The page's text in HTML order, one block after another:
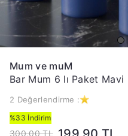
Mum ve muM
Bar Mum 6 lı Paket Mavi
2 Değerlendirme :
%33 İndirim
300,00 TL